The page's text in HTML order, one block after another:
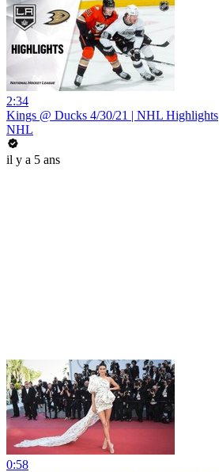
2:34
Kings @ Ducks 4/30/21 | NHL Highlights
NHL
il y a 5 ans
0:58